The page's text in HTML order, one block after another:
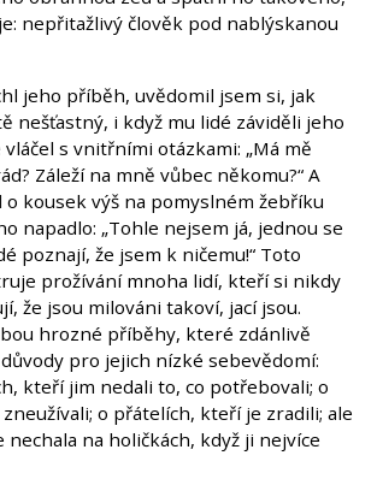
nepřitažlivý člověk pod nablýskanou
jeho příběh, uvědomil jsem si, jak
nešťastný, i když mu lidé záviděli jeho
s vnitřními otázkami: „Má mě
Záleží na mně vůbec někomu?“ A
kousek výš na pomyslném žebříku
napadlo: „Tohle nejsem já, jednou se
poznají, že jsem k ničemu!“ Toto
prožívání mnoha lidí, kteří si nikdy
že jsou milováni takoví, jací jsou.
hrozné příběhy, které zdánlivě
pro jejich nízké sebevědomí:
kteří jim nedali to, co potřebovali; o
o přátelích, kteří je zradili; ale
na holičkách, když ji nejvíce